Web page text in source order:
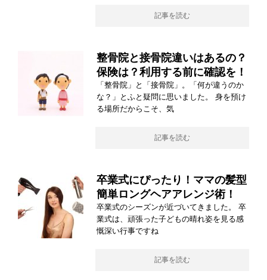
記事を読む
整骨院と接骨院違いはあるの？
保険は？利用する前に確認を！
「整骨院」と「接骨院」。「何が違うのか
な？」とふと疑問に思いました。 身を預け
る場所だからこそ、気
記事を読む
卒業式にぴったり！ママの髪型
簡単ロングヘアアレンジ術！
卒業式のシーズンが近づいてきました。 卒
業式は、頑張った子どもの晴れ姿を見る感
慨深い行事ですね
記事を読む